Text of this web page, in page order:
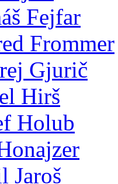
Fejfar
Frommer
Gjurič
Hirš
Holub
Jaroš